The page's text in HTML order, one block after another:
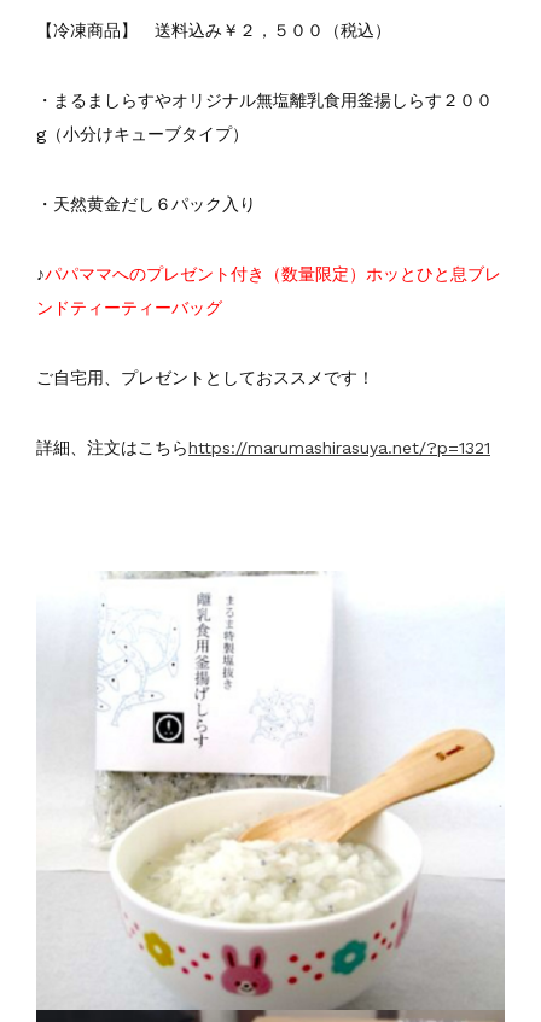
【冷凍商品】 送料込み￥２，５００（税込）
・まるましらすやオリジナル無塩離乳食用釜揚しらす２００
g（小分けキューブタイプ）
・天然黄金だし６パック入り
♪パパママへのプレゼント付き（数量限定）ホッとひと息ブレ
ンドティーティーバッグ
ご自宅用、プレゼントとしておススメです！
詳細、注文はこちらhttps://marumashirasuya.net/?p=1321